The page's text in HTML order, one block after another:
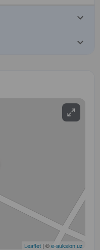
keyboard_arrow_down
keyboard_arrow_down
Leaflet | ©e-auksion.uz